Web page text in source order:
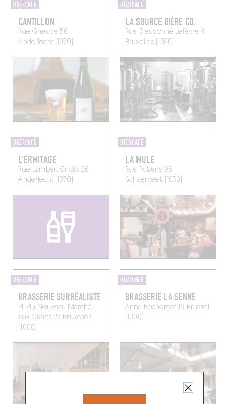
BIERCAFÉ
CANTILLON
Rue Gheude 56
Anderlecht (1070)
BIERCAFÉ
LA SOURCE BIÈRE CO.
Rue Dieudonné Lefèvre 4
Bruxelles (1020)
BIERCAFÉ
L'ERMITAGE
Rue Lambert Crickx 26
Anderlecht (1070)
BIERCAFÉ
LA MULE
Rue Rubens 95
Schaerbeek (1030)
BIERCAFÉ
BRASSERIE SURRÉALISTE
Pl. du Nouveau Marché
aux Grains 23 Bruxelles
(1000)
BIERCAFÉ
BRASSERIE LA SENNE
Anna Bochdreef 19 Brussel
(1000)